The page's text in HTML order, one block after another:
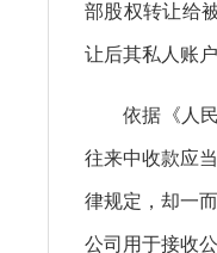
部股权转让给
让后其私人账
依据《人
往来中收款应
律规定，却一
公司用于接收